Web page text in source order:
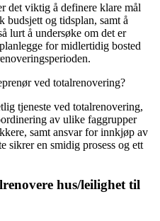
det viktig å definere klare mål
budsjett og tidsplan, samt å
lurt å undersøke om det er
for midlertidig bosted
ved totalrenovering?
tjeneste ved totalrenovering,
av ulike faggrupper
samt ansvar for innkjøp av
sikrer en smidig prosess og ett
hus/leilighet til